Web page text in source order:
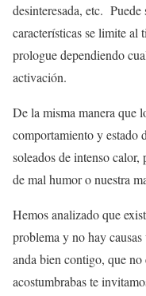
desinteresada, etc. Puede
características se limite al
prologue dependiendo
activación.
De la misma manera que
comportamiento y estado
soleados de intenso calor,
de mal humor o nuestra
Hemos analizado que
problema y no hay
anda bien contigo, que
acostumbrabas te